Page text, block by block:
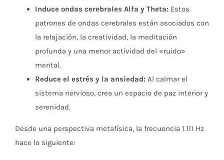
Induce ondas cerebrales Alfa y Theta: Estos
patrones de ondas cerebrales están asociados con
la relajación, la creatividad, la meditación
profunda y una menor actividad del «ruido»
mental.
Reduce el estrés y la ansiedad: Al calmar el
sistema nervioso, crea un espacio de paz interior y
serenidad.
Desde una perspectiva metafísica, la frecuencia 1.111 Hz
hace lo siguiente: